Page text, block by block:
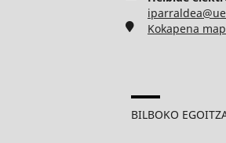
Kokapena
BILBOKO